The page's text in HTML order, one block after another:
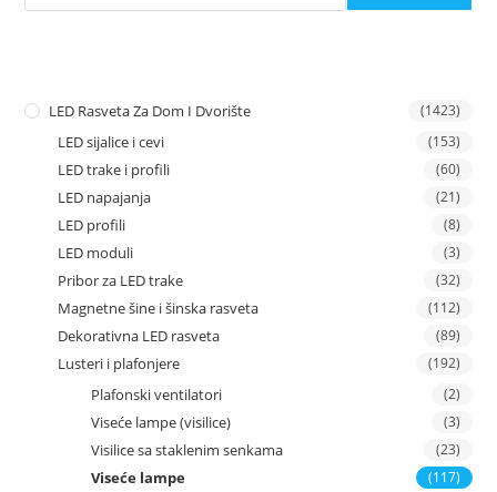
LED Rasveta Za Dom I Dvorište (1423)
LED sijalice i cevi (153)
LED trake i profili (60)
LED napajanja (21)
LED profili (8)
LED moduli (3)
Pribor za LED trake (32)
Magnetne šine i šinska rasveta (112)
Dekorativna LED rasveta (89)
Lusteri i plafonjere (192)
Plafonski ventilatori (2)
Viseće lampe (visilice) (3)
Visilice sa staklenim senkama (23)
Viseće lampe (117)